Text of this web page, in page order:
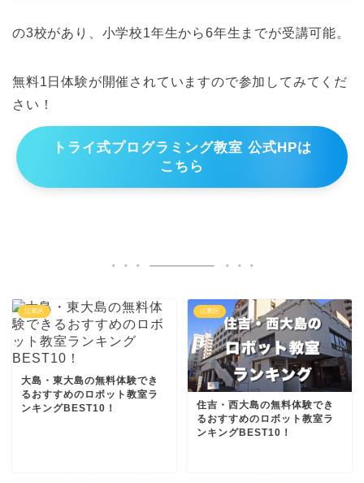
の3校があり、小学校1年生から6年生までが受講可能。
無料1日体験が開催されていますので参加してみてくだ
さい！
トライ式プログラミング教室 公式HPは
こちら
江東区
大島・東大島の無料体験でき
るおすすめのロボット教室ラ
ンキングBEST10！
江東区
住吉・西大島の無料体験でき
るおすすめのロボット教室ラ
ンキングBEST10！